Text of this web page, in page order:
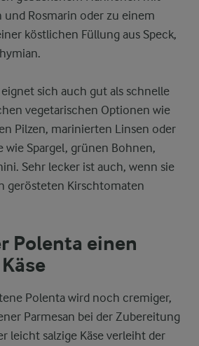
Rosmarin oder zu einem
köstlichen Füllung aus Speck,
sich auch gut als schnelle
vegetarischen Optionen wie
Pilzen, marinierten Linsen oder
wie Spargel, grünen Bohnen,
Sehr lecker ist auch, wenn sie
gerösteten Kirschtomaten
Polenta einen
Polenta wird noch cremiger,
Parmesan bei der Zubereitung
leicht salzige Käse verleiht der